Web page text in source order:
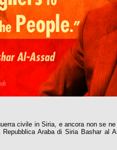
civile in Siria, e ancora non se
Repubblica Araba di Siria Bashar